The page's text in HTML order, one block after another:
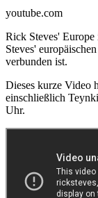
youtube.com
Rick Steves'
Steves'
verbunden ist.
Dieses kurze Video
einschließlich
Uhr.